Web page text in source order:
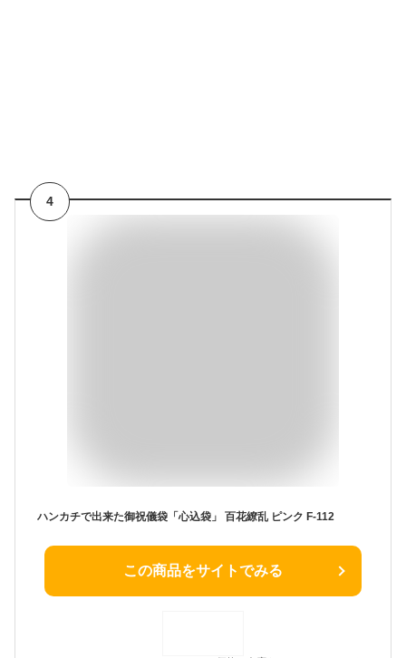
4
ハンカチで出来た御祝儀袋「心込袋」 百花繚乱 ピンク F-112
この商品をサイトでみる